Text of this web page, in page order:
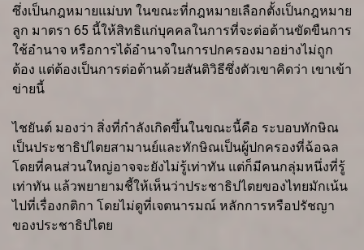
ซึ่งเป็นกฎหมายแม่บท ในขณะที่กฎหมายเลือกตั้งเป็นกฎหมาย
ลูก มาตรา 65 นี้ให้สิทธิแก่บุคคลในการที่จะต่อต้านขัดขืนการ
ใช้อำนาจ หรือการได้อำนาจในการปกครองมาอย่างไม่ถูก
ต้อง แต่ต้องเป็นการต่อต้านด้วยสันติวิธีซึ่งตัวเขาคิดว่า เขาเข้า
ข่ายนี้
ไชยันต์ มองว่า สิ่งที่กำลังเกิดขึ้นในขณะนี้คือ ระบอบทักษิณ
เป็นประชาธิปไตยสามานย์และทักษิณเป็นผู้ปกครองที่ฉ้อฉล
โดยที่คนส่วนใหญ่อาจจะยังไม่รู้เท่าทัน แต่ก็มีคนกลุ่มหนึ่งที่รู้
เท่าทัน แล้วพยายามชี้ให้เห็นว่าประชาธิปไตยของไทยมักเน้น
ไปที่เรื่องกติกา โดยไม่ดูที่เจตนารมณ์ หลักการหรือปรัชญา
ของประชาธิปไตย